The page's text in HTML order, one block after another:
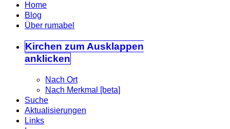
Home
Blog
Über rumabel
Kirchen zum Ausklappen
anklicken
Nach Ort
Nach Merkmal [beta]
Suche
Aktualisierungen
Links